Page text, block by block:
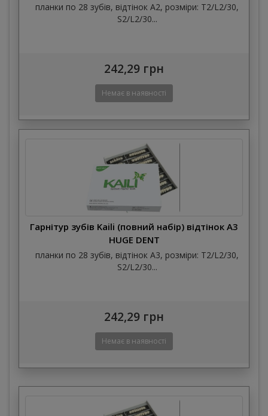
планки по 28 зубів, відтінок А2, розміри: T2/L2/30,
S2/L2/30...
242,29 грн
Гарнітур зубів Kaili (повний набір) відтінок А3
HUGE DENT
планки по 28 зубів, відтінок А3, розміри: T2/L2/30,
S2/L2/30...
242,29 грн